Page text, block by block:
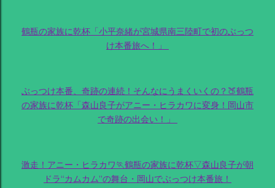
鶴瓶の家族に乾杯「小平奈緒が宮城県南三陸町で初のぶっつ
け本番旅へ！」
ぶっつけ本番、奇跡の連続！そんなにうまくいくの？🍑鶴瓶
の家族に乾杯「森山良子がアニー・ヒラカワに変身！岡山市
で奇跡の出会い！」
激走！アニー・ヒラカワ🏃鶴瓶の家族に乾杯▽森山良子が朝
ドラ“カムカム”の舞台・岡山でぶっつけ本番旅！